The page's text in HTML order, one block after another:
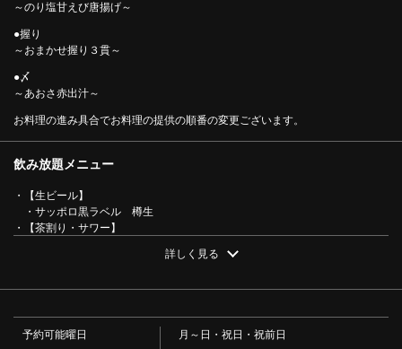
～のり塩甘えび唐揚げ～
●握り
～おまかせ握り３貫～
●〆
～あおさ赤出汁～
お料理の進み具合でお料理の提供の順番の変更ございます。
飲み放題メニュー
・【生ビール】
・サッポロ黒ラベル 樽生
・【茶割り・サワー】
ラダにピースサワー・寿司屋の為のガリサワー・いつものレモンサワー・
・ハイボール・レモンハイボール・生姜ハイボール・白ハイボール
・【ワイン】
詳しく見る
予約可能曜日 月～日・祝日・祝前日
◇刺身盛り合わせ、エビカニ合戦、握り付◇７品２時間飲
み放題付き5,200円 | ほぼ上野 オスシマチ
https://bar108shokudou.owst.jp/courses/170892203
お店情報をコピー